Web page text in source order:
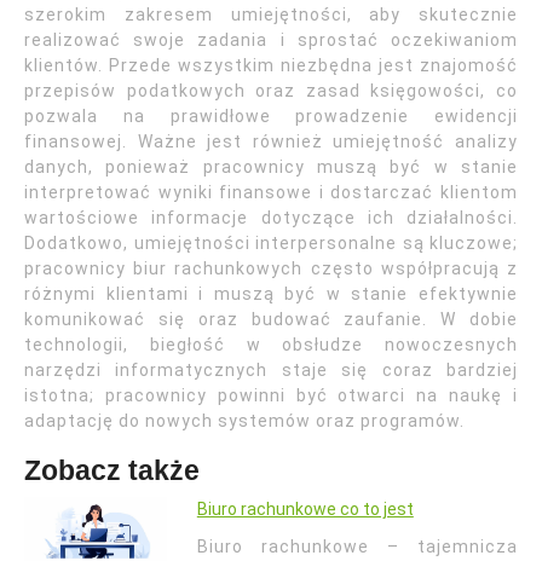
szerokim zakresem umiejętności, aby skutecznie
realizować swoje zadania i sprostać oczekiwaniom
klientów. Przede wszystkim niezbędna jest znajomość
przepisów podatkowych oraz zasad księgowości, co
pozwala na prawidłowe prowadzenie ewidencji
finansowej. Ważne jest również umiejętność analizy
danych, ponieważ pracownicy muszą być w stanie
interpretować wyniki finansowe i dostarczać klientom
wartościowe informacje dotyczące ich działalności.
Dodatkowo, umiejętności interpersonalne są kluczowe;
pracownicy biur rachunkowych często współpracują z
różnymi klientami i muszą być w stanie efektywnie
komunikować się oraz budować zaufanie. W dobie
technologii, biegłość w obsłudze nowoczesnych
narzędzi informatycznych staje się coraz bardziej
istotna; pracownicy powinni być otwarci na naukę i
adaptację do nowych systemów oraz programów.
Zobacz także
Biuro rachunkowe co to jest
Biuro rachunkowe – tajemnicza